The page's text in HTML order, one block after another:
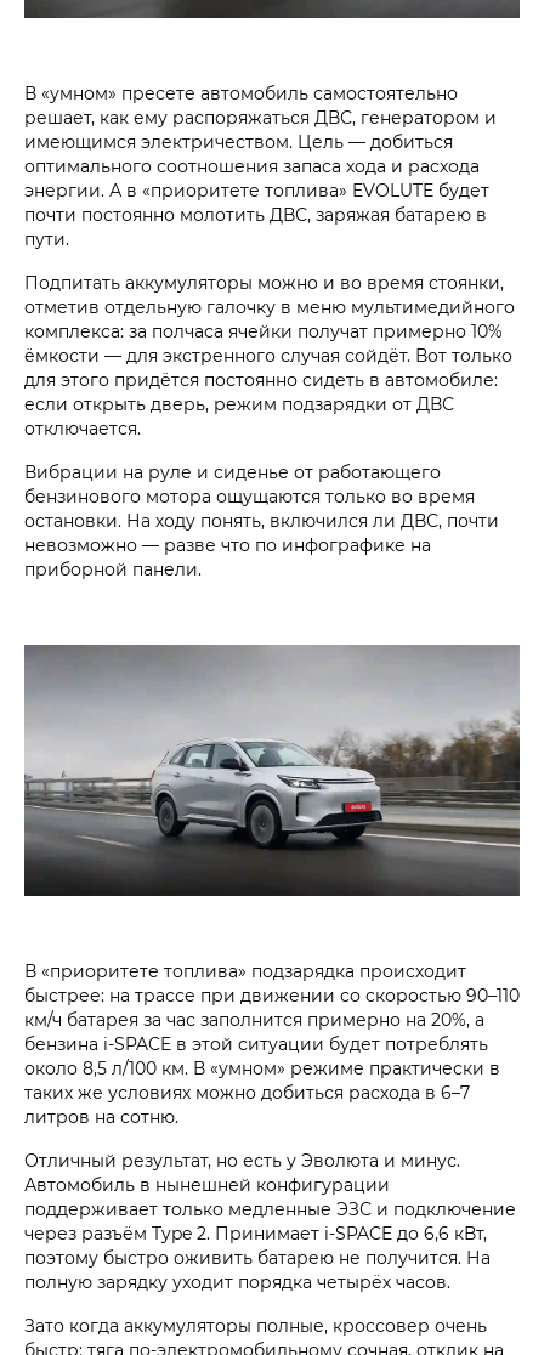
В «умном» пресете автомобиль самостоятельно
решает, как ему распоряжаться ДВС, генератором и
имеющимся электричеством. Цель — добиться
оптимального соотношения запаса хода и расхода
энергии. А в «приоритете топлива» EVOLUTE будет
почти постоянно молотить ДВС, заряжая батарею в
пути.
Подпитать аккумуляторы можно и во время стоянки,
отметив отдельную галочку в меню мультимедийного
комплекса: за полчаса ячейки получат примерно 10%
ёмкости — для экстренного случая сойдёт. Вот только
для этого придётся постоянно сидеть в автомобиле:
если открыть дверь, режим подзарядки от ДВС
отключается.
Вибрации на руле и сиденье от работающего
бензинового мотора ощущаются только во время
остановки. На ходу понять, включился ли ДВС, почти
невозможно — разве что по инфографике на
приборной панели.
В «приоритете топлива» подзарядка происходит
быстрее: на трассе при движении со скоростью 90–110
км/ч батарея за час заполнится примерно на 20%, а
бензина i‑SPACE в этой ситуации будет потреблять
около 8,5 л/100 км. В «умном» режиме практически в
таких же условиях можно добиться расхода в 6–7
литров на сотню.
Отличный результат, но есть у Эволюта и минус.
Автомобиль в нынешней конфигурации
поддерживает только медленные ЭЗС и подключение
через разъём Type 2. Принимает i‑SPACE до 6,6 кВт,
поэтому быстро оживить батарею не получится. На
полную зарядку уходит порядка четырёх часов.
Зато когда аккумуляторы полные, кроссовер очень
быстр: тяга по-электромобильному сочная, отклик на